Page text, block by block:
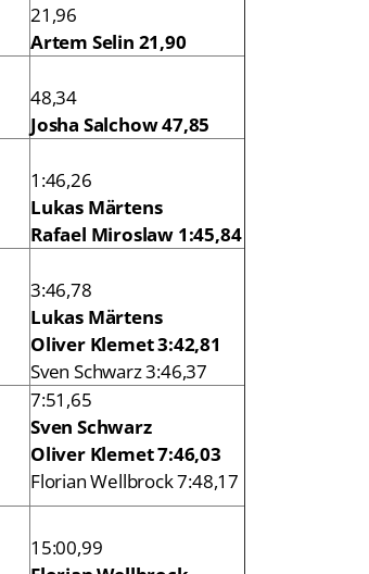
21,96
Artem Selin 21,90
48,34
Josha Salchow 47,85
1:46,26
Lukas Märtens
Rafael Miroslaw 1:45,84
3:46,78
Lukas Märtens
Oliver Klemet 3:42,81
Sven Schwarz 3:46,37
7:51,65
Sven Schwarz
Oliver Klemet 7:46,03
Florian Wellbrock 7:48,17
15:00,99